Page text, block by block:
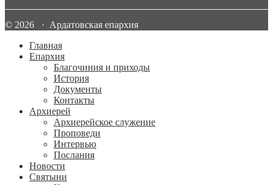
© 2026 · Ардатовская епархия
Главная
Епархия
Благочиния и приходы
История
Документы
Контакты
Архиерей
Архиерейское служение
Проповеди
Интервью
Послания
Новости
Святыни